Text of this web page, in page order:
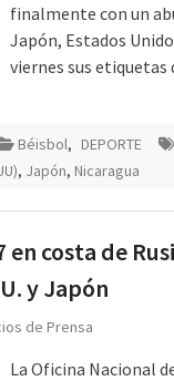
finalmente con un
Japón, Estados
viernes sus etiquetas
Béisbol, DEPORTE
, Japón, Nicaragua
en costa de
y Japón
de Prensa
La Oficina Nacional